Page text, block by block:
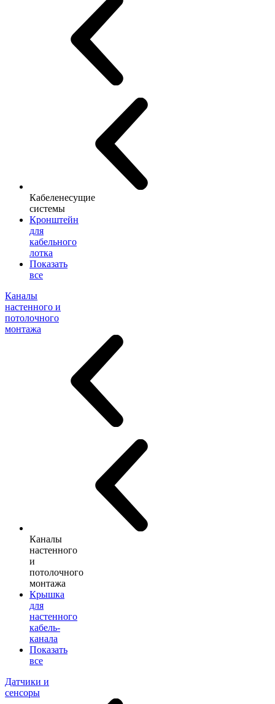
Кабеленесущие
системы
Кронштейн
для
кабельного
лотка
Показать
все
Каналы
настенного и
потолочного
монтажа
Каналы
настенного
и
потолочного
монтажа
Крышка
для
настенного
кабель-
канала
Показать
все
Датчики и
сенсоры